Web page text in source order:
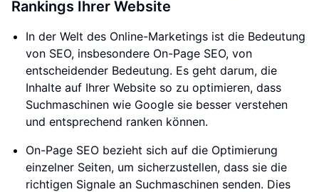
Rankings Ihrer Website
In der Welt des Online-Marketings ist die Bedeutung
von SEO, insbesondere On-Page SEO, von
entscheidender Bedeutung. Es geht darum, die
Inhalte auf Ihrer Website so zu optimieren, dass
Suchmaschinen wie Google sie besser verstehen
und entsprechend ranken können.
On-Page SEO bezieht sich auf die Optimierung
einzelner Seiten, um sicherzustellen, dass sie die
richtigen Signale an Suchmaschinen senden. Dies